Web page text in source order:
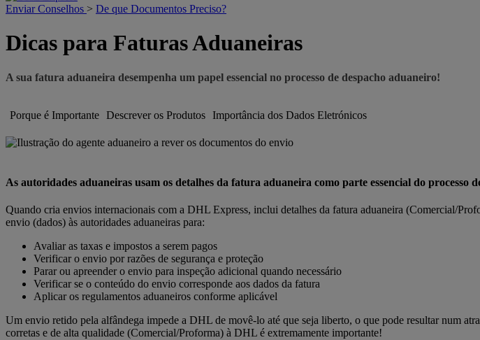
Enviar Conselhos > De que Documentos Preciso?
Dicas para Faturas Aduaneiras
A sua fatura aduaneira desempenha um papel essencial no processo de despacho aduaneiro!
Porque é Importante Descrever os Produtos Importância dos Dados Eletrónicos
As autoridades aduaneiras usam os detalhes da fatura aduaneira como parte essencial do processo
Quando cria envios internacionais com a DHL Express, inclui detalhes da fatura aduaneira (Comercial/
envio (dados) às autoridades aduaneiras para:
Avaliar as taxas e impostos a serem pagos
Verificar o envio por razões de segurança e proteção
Parar ou apreender o envio para inspeção adicional quando necessário
Verificar se o conteúdo do envio corresponde aos dados da fatura
Aplicar os regulamentos aduaneiros conforme aplicável
Um envio retido pela alfândega impede a DHL de movê-lo até que seja liberto, o que pode resultar num
corretas e de alta qualidade (Comercial/Proforma) à DHL é extremamente importante!